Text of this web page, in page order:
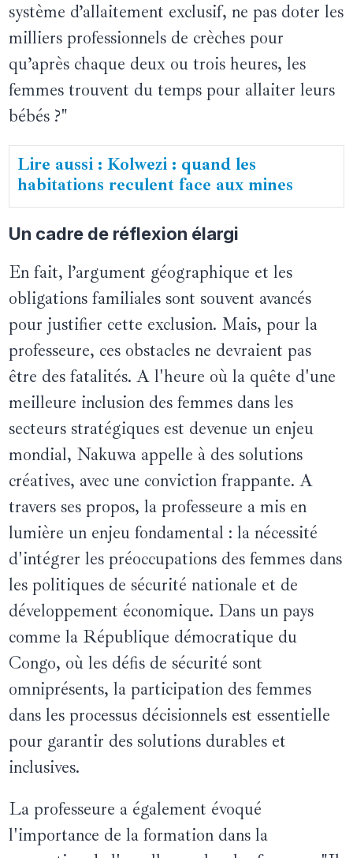
système d’allaitement exclusif, ne pas doter les
milliers professionnels de crèches pour
qu’après chaque deux ou trois heures, les
femmes trouvent du temps pour allaiter leurs
bébés ?"
Lire aussi : Kolwezi : quand les
habitations reculent face aux mines
Un cadre de réflexion élargi
En fait, l’argument géographique et les
obligations familiales sont souvent avancés
pour justifier cette exclusion. Mais, pour la
professeure, ces obstacles ne devraient pas
être des fatalités. A l'heure où la quête d'une
meilleure inclusion des femmes dans les
secteurs stratégiques est devenue un enjeu
mondial, Nakuwa appelle à des solutions
créatives, avec une conviction frappante. A
travers ses propos, la professeure a mis en
lumière un enjeu fondamental : la nécessité
d'intégrer les préoccupations des femmes dans
les politiques de sécurité nationale et de
développement économique. Dans un pays
comme la République démocratique du
Congo, où les défis de sécurité sont
omniprésents, la participation des femmes
dans les processus décisionnels est essentielle
pour garantir des solutions durables et
inclusives.
La professeure a également évoqué
l'importance de la formation dans la